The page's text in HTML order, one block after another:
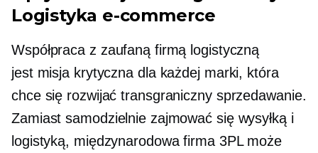
Logistyka e-commerce
Współpraca z zaufaną firmą logistyczną
jest misja krytyczna dla każdej marki, która
chce się rozwijaćtransgranicznysprzedawanie.
Zamiast samodzielnie zajmować się wysyłką i
logistyką, międzynarodowa firma 3PL może